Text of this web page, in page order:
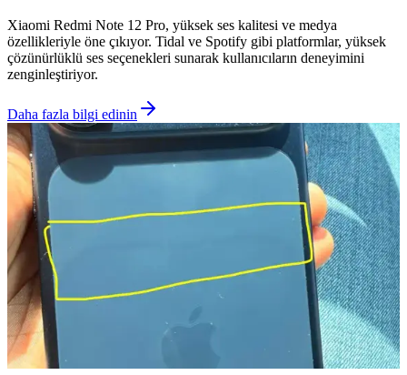
Xiaomi Redmi Note 12 Pro, yüksek ses kalitesi ve medya
özellikleriyle öne çıkıyor. Tidal ve Spotify gibi platformlar, yüksek
çözünürlüklü ses seçenekleri sunarak kullanıcıların deneyimini
zenginleştiriyor.
Daha fazla bilgi edinin